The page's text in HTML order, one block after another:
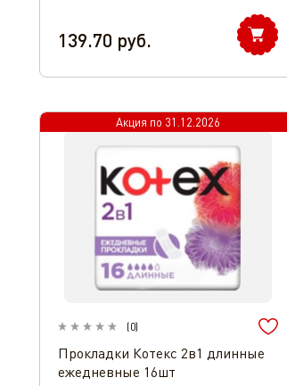
139.70 руб.
Акция по 31.12.2026
(0)
Прокладки Котекс 2в1 длинные
ежедневные 16шт